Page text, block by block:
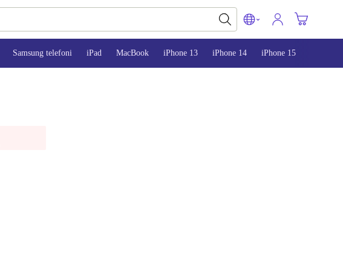
Samsung telefoni iPad MacBook iPhone 13 iPhone 14 iPhone 15